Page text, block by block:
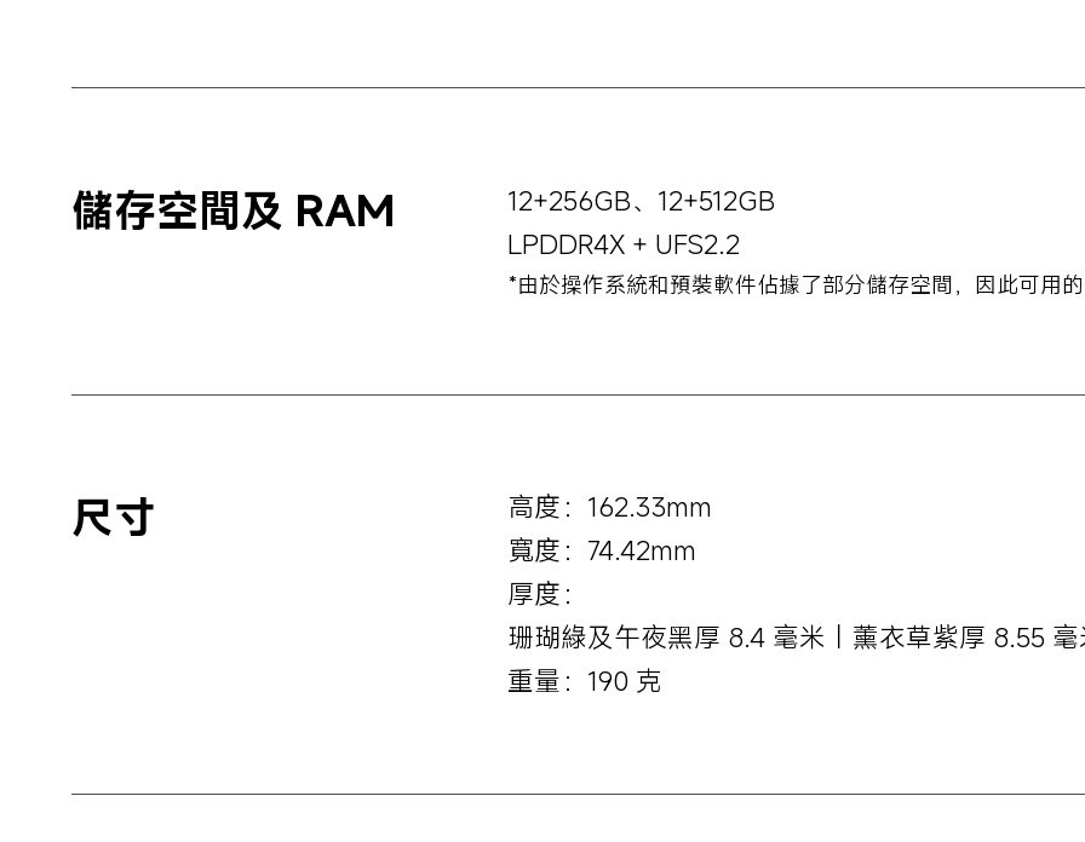
儲存空間及 RAM
12+256GB、12+512GB
LPDDR4X + UFS2.2
*由於操作系統和預裝軟件佔據了部分儲存空間，因此可用
尺寸
高度：162.33mm
寬度：74.42mm
厚度：
珊瑚綠及午夜黑厚 8.4 毫米丨薰衣草紫厚 8.55
重量：190 克